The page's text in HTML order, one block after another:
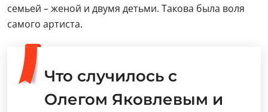
семьей – женой и двумя детьми. Такова была воля
самого артиста.
Что случилось с
Олегом Яковлевым и